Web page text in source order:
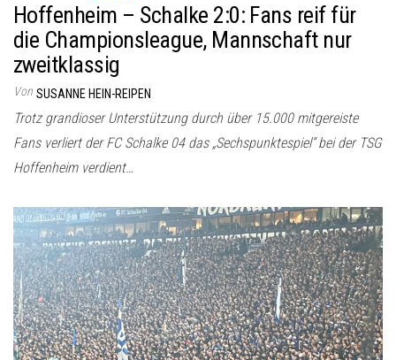
Hoffenheim – Schalke 2:0: Fans reif für
die Championsleague, Mannschaft nur
zweitklassig
Von SUSANNE HEIN-REIPEN
Trotz grandioser Unterstützung durch über 15.000 mitgereiste
Fans verliert der FC Schalke 04 das „Sechspunktespiel“ bei der TSG
Hoffenheim verdient…